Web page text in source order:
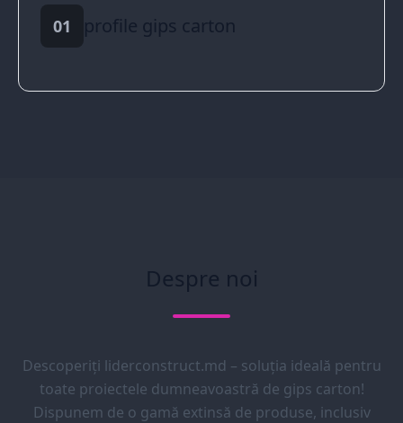
01 profile gips carton
Despre noi
Descoperiți liderconstruct.md – soluția ideală pentru
toate proiectele dumneavoastră de gips carton!
Dispunem de o gamă extinsă de produse, inclusiv